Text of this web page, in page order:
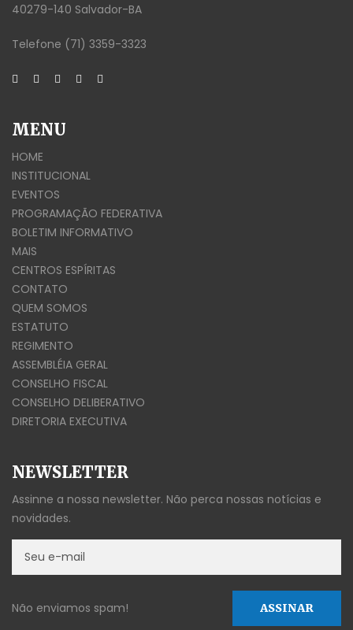
40279-140 Salvador-BA
Telefone (71) 3359-3323
MENU
HOME
INSTITUCIONAL
EVENTOS
PROGRAMAÇÃO FEDERATIVA
BOLETIM INFORMATIVO
MAIS
CENTROS ESPÍRITAS
CONTATO
QUEM SOMOS
ESTATUTO
REGIMENTO
ASSEMBLÉIA GERAL
CONSELHO FISCAL
CONSELHO DELIBERATIVO
DIRETORIA EXECUTIVA
NEWSLETTER
Assinne a nossa newsletter. Não perca nossas notícias e
novidades.
Não enviamos spam!